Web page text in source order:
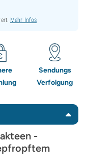
Mehr Infos
Sendungs
Verfolgung
-